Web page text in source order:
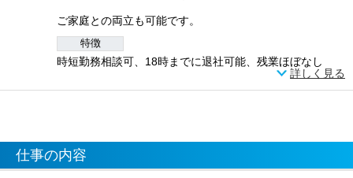
ご家庭との両立も可能です。
特徴
時短勤務相談可、18時までに退社可能、残業ほぼなし
詳しく見る
仕事の内容